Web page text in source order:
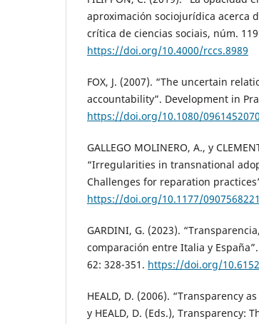
aproximación sociojurídica acerca
crítica de ciencias sociais, núm.
https://doi.org/10.4000/rccs.8989
FOX, J. (2007). “The uncertain
accountability”. Development in
https://doi.org/10.1080/
GALLEGO MOLINERO, A., y
“Irregularities in transnational
Challenges for reparation
https://doi.org/10.1177/
GARDINI, G. (2023).
comparación entre Italia y
62: 328-351. https://doi.org/
HEALD, D. (2006). “Transparency
y HEALD, D. (Eds.), Transparency: